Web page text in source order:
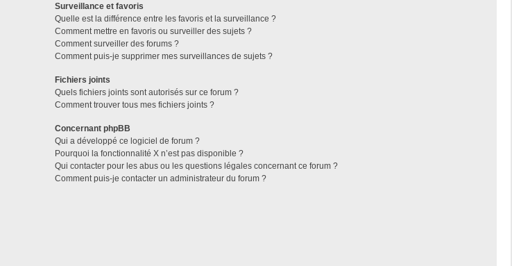
Surveillance et favoris
Quelle est la différence entre les favoris et la surveillance ?
Comment mettre en favoris ou surveiller des sujets ?
Comment surveiller des forums ?
Comment puis-je supprimer mes surveillances de sujets ?
Fichiers joints
Quels fichiers joints sont autorisés sur ce forum ?
Comment trouver tous mes fichiers joints ?
Concernant phpBB
Qui a développé ce logiciel de forum ?
Pourquoi la fonctionnalité X n’est pas disponible ?
Qui contacter pour les abus ou les questions légales concernant ce forum ?
Comment puis-je contacter un administrateur du forum ?